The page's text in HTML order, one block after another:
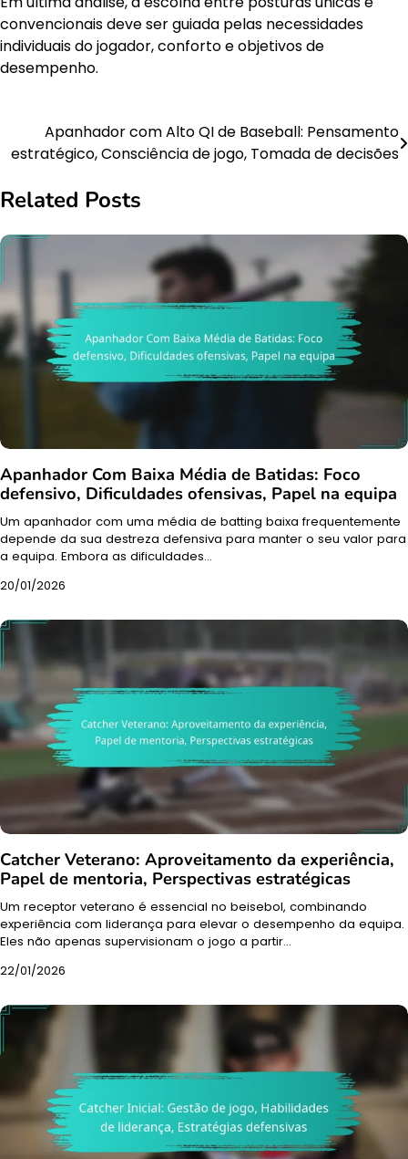
convencionais deve ser guiada pelas necessidades
individuais do jogador, conforto e objetivos de
desempenho.
navigation
Apanhador com Alto QI de Baseball: Pensamento
estratégico, Consciência de jogo, Tomada de decisões
Related Posts
Apanhador Com Baixa Média de Batidas: Foco
defensivo, Dificuldades ofensivas, Papel na equipa
Um apanhador com uma média de batting baixa frequentemente
depende da sua destreza defensiva para manter o seu valor para
a equipa. Embora as dificuldades…
20/01/2026
Catcher Veterano: Aproveitamento da experiência,
Papel de mentoria, Perspectivas estratégicas
Um receptor veterano é essencial no beisebol, combinando
experiência com liderança para elevar o desempenho da equipa.
Eles não apenas supervisionam o jogo a partir…
22/01/2026